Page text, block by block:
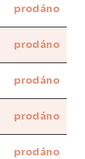
prodáno
prodáno
prodáno
prodáno
prodáno